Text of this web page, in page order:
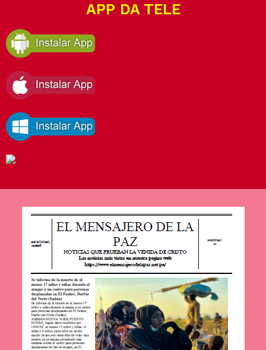
APP DA TELE